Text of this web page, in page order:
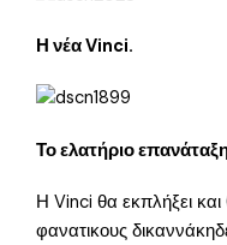
Η νέα Vinci.
Το ελατήριο
Η Vinci θα εκπλήξει
φανατικους